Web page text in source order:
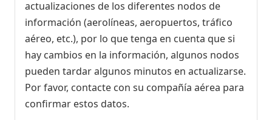
actualizaciones de los diferentes nodos de
información (aerolíneas, aeropuertos, tráfico
aéreo, etc.), por lo que tenga en cuenta que si
hay cambios en la información, algunos nodos
pueden tardar algunos minutos en actualizarse.
Por favor, contacte con su compañía aérea para
confirmar estos datos.